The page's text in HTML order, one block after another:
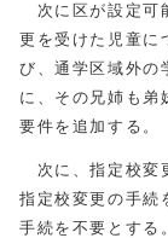
次に区が設定可
更を受けた児童に
び、通学区域外の
に、その兄姉も弟
要件を追加する。
次に、指定校変
指定校変更の手続
手続を不要とする